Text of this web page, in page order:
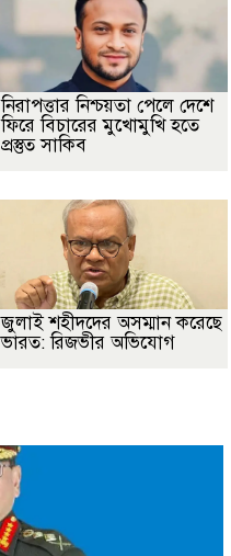
নিরাপত্তার নিশ্চয়তা পেলে দেশে
ফিরে বিচারের মুখোমুখি হতে
প্রস্তুত সাকিব
জুলাই শহীদদের অসম্মান করেছে
ভারত: রিজভীর অভিযোগ